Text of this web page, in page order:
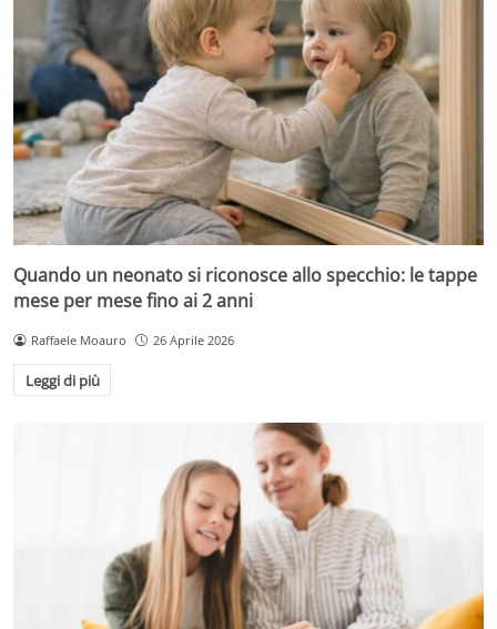
Quando un neonato si riconosce allo specchio: le tappe
mese per mese fino ai 2 anni
Raffaele Moauro 26 Aprile 2026
Leggi di più